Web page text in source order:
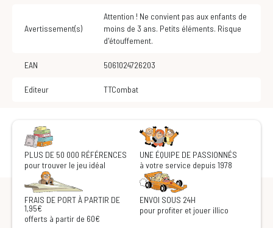
Avertissement(s)
Attention ! Ne convient pas aux enfants de
moins de 3 ans. Petits éléments. Risque
d'étouffement.
EAN 5061024726203
Editeur TTCombat
PLUS DE 50 000 RÉFÉRENCES
pour trouver le jeu idéal
UNE ÉQUIPE DE PASSIONNÉS
à votre service depuis 1978
FRAIS DE PORT À PARTIR DE
1,95€
offerts à partir de 60€
ENVOI SOUS 24H
pour profiter et jouer illico